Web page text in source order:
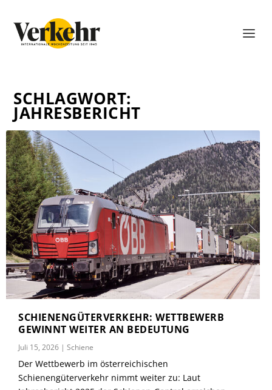
SCHLAGWORT:
JAHRESBERICHT
SCHIENENGÜTERVERKEHR: WETTBEWERB
GEWINNT WEITER AN BEDEUTUNG
Juli 15, 2026 |Schiene
Der Wettbewerb im österreichischen
Schienengüterverkehr nimmt weiter zu: Laut